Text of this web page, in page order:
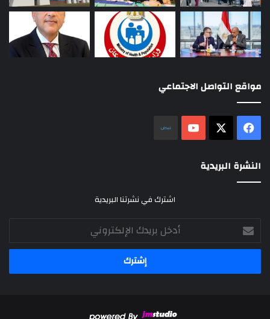
مواقع التواصل الاجتماعي
فيسبوك ‫YouTube
النشرة البريدية
اشترك في نشرتنا البريدية
أدخل
بريدك
الإلكتروني